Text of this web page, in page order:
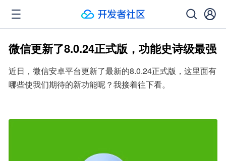
微信更新了8.0.24正式版，功能史诗级最强
近日，微信安卓平台更新了最新的8.0.24正式版，这里面有
哪些使我们期待的新功能呢？我接着往下看。